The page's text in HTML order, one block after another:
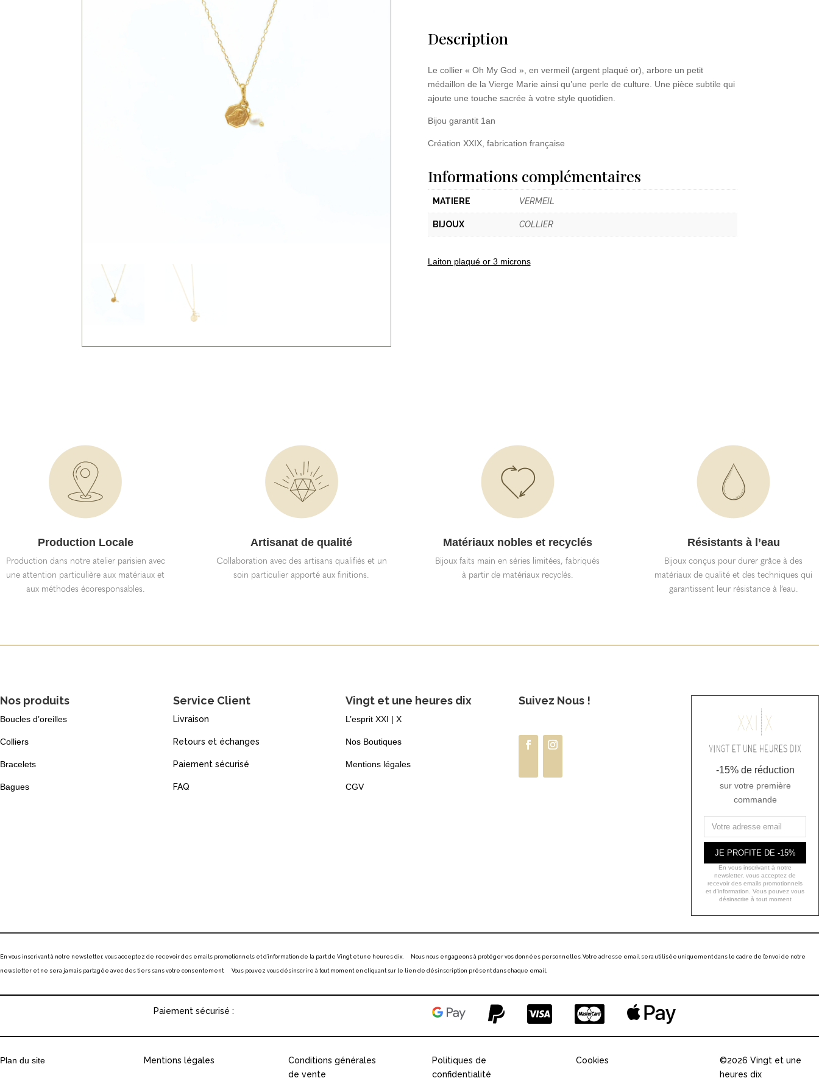
Description
Le collier « Oh My God », en vermeil (argent plaqué or), arbore un petit
médaillon de la Vierge Marie ainsi qu’une perle de culture. Une pièce subtile qui
ajoute une touche sacrée à votre style quotidien.
Bijou garantit 1an
Création XXIX, fabrication française
Informations complémentaires
MATIERE VERMEIL
BIJOUX COLLIER
Laiton plaqué or 3 microns
Production Locale
Production dans notre atelier parisien avec
une attention particulière aux matériaux et
aux méthodes écoresponsables.
Artisanat de qualité
Collaboration avec des artisans qualifiés et un
soin particulier apporté aux finitions.
Matériaux nobles et recyclés
Bijoux faits main en séries limitées, fabriqués
à partir de matériaux recyclés.
Résistants à l’eau
Bijoux conçus pour durer grâce à des
matériaux de qualité et des techniques qui
garantissent leur résistance à l’eau.
Nos produits
Boucles d’oreilles
Colliers
Bracelets
Bagues
Service Client
Livraison
Retours et échanges
Paiement sécurisé
FAQ
Vingt et une heures dix
L’esprit XXI | X
Nos Boutiques
Mentions légales
CGV
Suivez Nous !
-15% de réduction
sur votre première
commande
JE PROFITE DE -15%
En vous inscrivant à notre
newsletter, vous acceptez de
recevoir des emails promotionnels
et d'information. Vous pouvez vous
désinscrire à tout moment
En vous inscrivant à notre newsletter, vous acceptez de recevoir des emails promotionnels et d’information de la part de Vingt et une heures dix. Nous nous engageons à protéger vos données personnelles. Votre adresse email sera utilisée uniquement dans le cadre de l’envoi de notre
newsletter et ne sera jamais partagée avec des tiers sans votre consentement. Vous pouvez vous désinscrire à tout moment en cliquant sur le lien de désinscription présent dans chaque email.
Paiement sécurisé :
Plan du site Mentions légales
Conditions générales
de vente
Politiques de
confidentialité
Cookies
©2026 Vingt et une
heures dix